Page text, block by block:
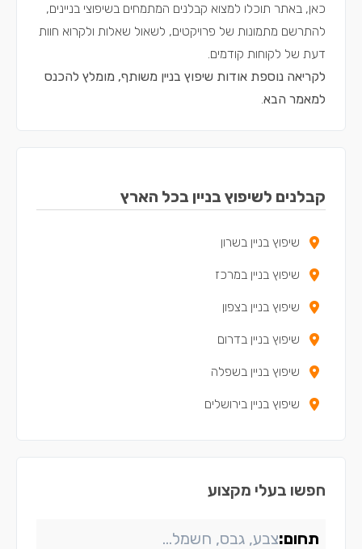
כאן, באתר תוכלו למצוא קבלנים המתמחים בשיפוצי בניינים,
להתרשם מתמונות של פרויקטים, לשאול שאלות ולקרוא חוות
דעת של לקוחות קודמים.
לקריאה נוספת אודות שיפוץ בניין משותף, מומלץ להכנס
למאמר הבא.
קבלנים לשיפוץ בניין בכל הארץ
שיפוץ בניין בשרון
שיפוץ בניין במרכז
שיפוץ בניין בצפון
שיפוץ בניין בדרום
שיפוץ בניין בשפלה
שיפוץ בניין בירושלים
חפשו בעלי מקצוע
תחום: